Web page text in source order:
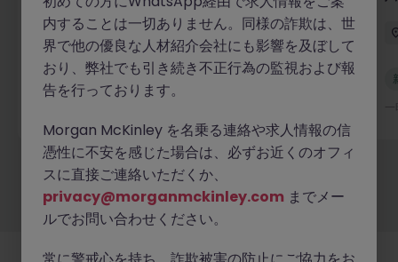
東京 正社員 550万円～800万円
新着
もっと見る
採用企業様新着求人最新トピックス当社について 法務 クッキーの設定
内することは一切ありません。同様の詐欺は、世
界で他の優良な人材紹介会社にも影響を及ぼして
おり、弊社でも引き続き不正行為の監視および報
告を行っております。
Morgan McKinley を名乗る連絡や求人情報の信
憑性に不安を感じた場合は、必ずお近くのオフィ
スに直接ご連絡いただくか、
privacy@morganmckinley.com までメー
ルでお問い合わせください。